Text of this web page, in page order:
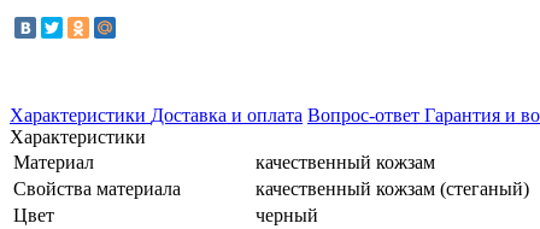
Характеристики Доставка и оплата Вопрос-ответ Гарантия и
Характеристики
Материал
качественный кожзам
Свойства материала
качественный кожзам (стеганый)
Цвет
черный